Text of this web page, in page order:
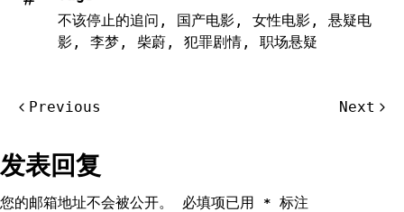
不该停止的追问 , 国产电影 , 女性电影 , 悬疑电
影 , 李梦 , 柴蔚 , 犯罪剧情 , 职场悬疑
航
Previous Next
发表回复
您的邮箱地址不会被公开。 必填项已用 * 标注